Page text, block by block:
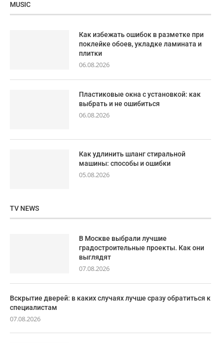
MUSIC
Как избежать ошибок в разметке при
поклейке обоев, укладке ламината и
плитки
06.08.2026
Пластиковые окна с установкой: как
выбрать и не ошибиться
06.08.2026
Как удлинить шланг стиральной
машины: способы и ошибки
05.08.2026
TV NEWS
В Москве выбрали лучшие
градостроительные проекты. Как они
выглядят
07.08.2026
Вскрытие дверей: в каких случаях лучше сразу обратиться к
специалистам
07.08.2026